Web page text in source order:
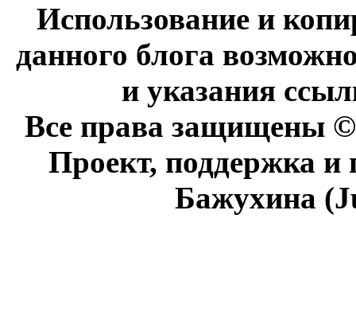
Использование и
данного блога
и указания
Все права защищены
Проект, поддержка
Бажухина